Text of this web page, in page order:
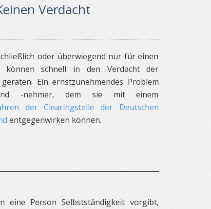
Verdacht
oder überwiegend nur für einen
können schnell in den Verdacht der
Ein ernstzunehmendes Problem
-nehmer, dem sie mit einem
der Clearingstelle der Deutschen
entgegenwirken können.
eine Person Selbstständigkeit vorgibt,